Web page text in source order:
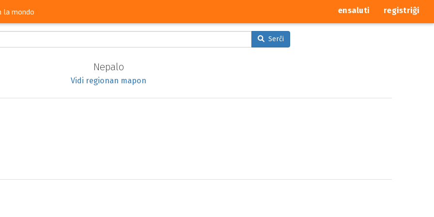
la mondo ensaluti registriĝi
Serĉi
Nepalo
Vidi regionan mapon